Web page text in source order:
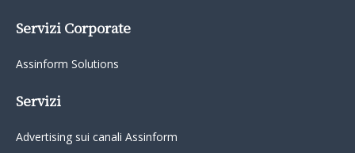
Servizi Corporate
Assinform Solutions
Servizi
Advertising sui canali Assinform